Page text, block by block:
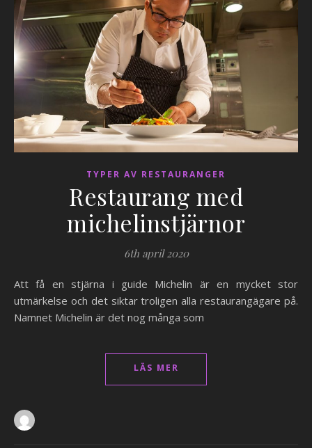
TYPER AV RESTAURANGER
Restaurang med
michelinstjärnor
6th april 2020
Att få en stjärna i guide Michelin är en mycket stor
utmärkelse och det siktar troligen alla restaurangägare på.
Namnet Michelin är det nog många som